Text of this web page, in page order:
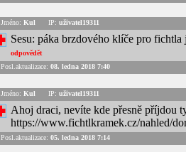
Jméno: Kul IP: uživatel19311
Sesu: páka brzdového klíče pro
odpovědět
Posl.aktualizace: 08. ledna 2018 7:40
Jméno: Kul IP: uživatel19311
Ahoj draci, nevíte kde přesně příjdou
https://www.fichtlkramek.cz/nahled/
Posl.aktualizace: 05. ledna 2018 7:14